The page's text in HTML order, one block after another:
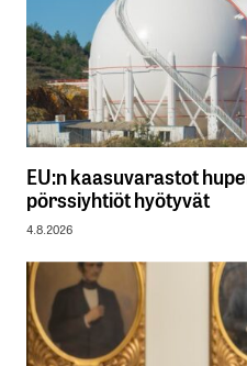
EU:n kaasuvarastot
pörssiyhtiöt hyötyvät
4.8.2026